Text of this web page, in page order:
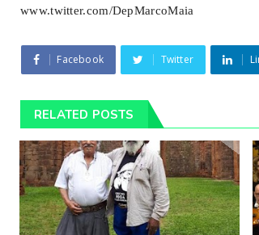
www.twitter.com/DepMarcoMaia
Facebook Twitter
RELATED POSTS